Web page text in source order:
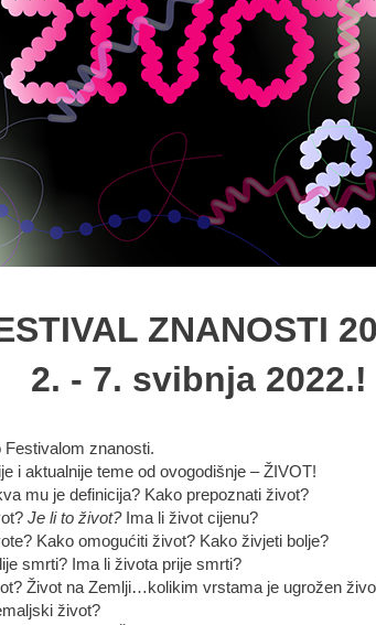
ZNANOSTI
2. - 7. svibnja 2022.!
Festivalom znanosti.
i aktualnije teme od ovogodišnje – ŽIVOT!
mu je definicija? Kako prepoznati život?
Je li to život?Ima li život cijenu?
Kako omogućiti život? Kako živjeti bolje?
smrti? Ima li života prije smrti?
Život na Zemlji…kolikim vrstama je ugrožen
život?